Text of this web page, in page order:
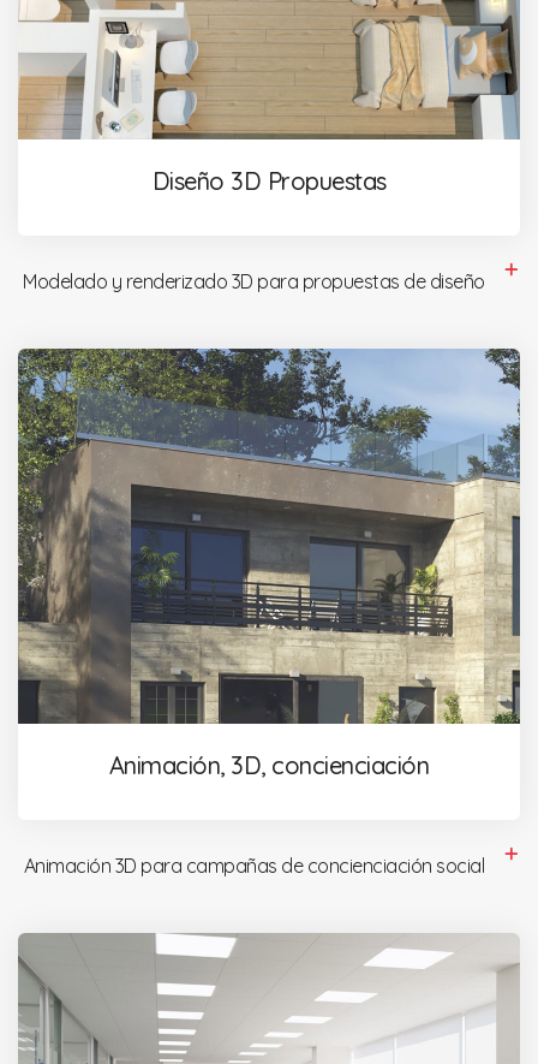
Diseño 3D Propuestas
Modelado y renderizado 3D para propuestas de diseño
Animación, 3D, concienciación
Animación 3D para campañas de concienciación social